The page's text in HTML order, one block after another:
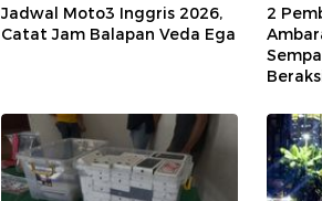
Jadwal Moto3 Inggris 2026,
Catat Jam Balapan Veda Ega
2